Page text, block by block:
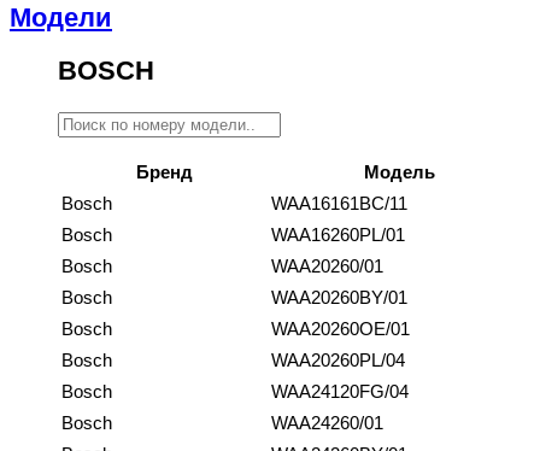
Модели
BOSCH
Бренд
Модель
Bosch
WAA16161BC/11
Bosch
WAA16260PL/01
Bosch
WAA20260/01
Bosch
WAA20260BY/01
Bosch
WAA20260OE/01
Bosch
WAA20260PL/04
Bosch
WAA24120FG/04
Bosch
WAA24260/01